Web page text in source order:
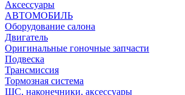
Аксессуары
АВТОМОБИЛЬ
Оборудование салона
Двигатель
Оригинальные гоночные запчасти
Подвеска
Трансмиссия
Тормозная система
ШС, наконечники, аксессуары